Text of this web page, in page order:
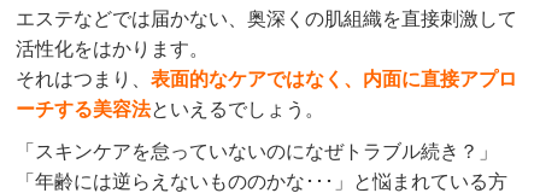
エステなどでは届かない、奥深くの肌組織を直接刺激して
活性化をはかります。
それはつまり、表面的なケアではなく、内面に直接アプロ
ーチする美容法といえるでしょう。
「スキンケアを怠っていないのになぜトラブル続き？」
「年齢には逆らえないもののかな･･･」と悩まれている方